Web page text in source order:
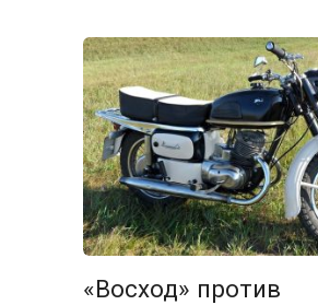
«Восход» против